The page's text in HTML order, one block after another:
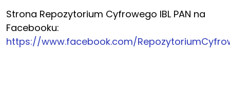
Strona Repozytorium Cyfrowego IBL PAN na
Facebooku:
https://www.facebook.com/